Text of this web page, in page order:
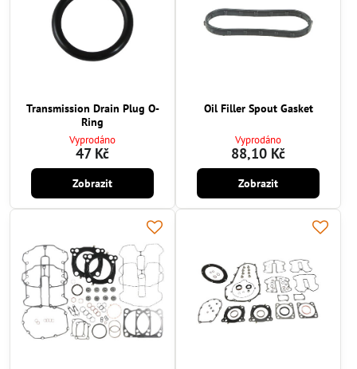
Transmission Drain Plug O-
Ring
Vyprodáno
47 Kč
Zobrazit
Oil Filler Spout Gasket
Vyprodáno
88,10 Kč
Zobrazit